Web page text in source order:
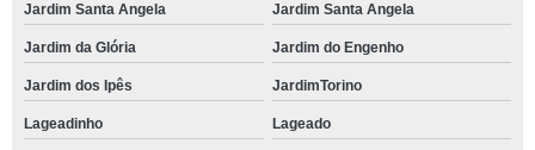
Jardim Santa Angela Jardim Santa Angela
Jardim da Glória Jardim do Engenho
Jardim dos Ipês JardimTorino
Lageadinho Lageado